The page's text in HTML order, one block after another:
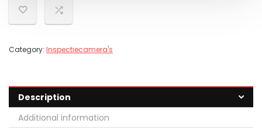
Category: Inspectiecamera's
Description
Additional information